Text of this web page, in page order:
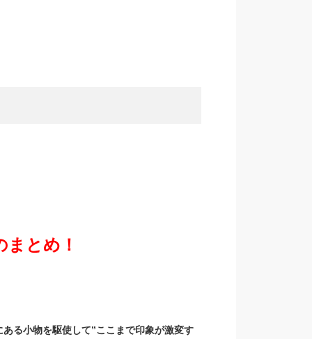
とめ！
る小物を駆使して”ここまで印象が激変す